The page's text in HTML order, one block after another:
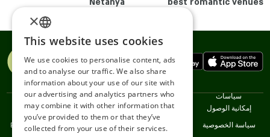
best romantic venues
Netanya
سياسات
إمكانية الوصول
سياسة الخصوصية
نحن
اتصل
خدمة العملاء
خدمات
Restaurants
اللغات
עברית
English
ENGLISH
ROMANIAN
SERBIA
HEBREW
RUSSIAN
×
This website uses cookies
We use cookies to personalise content, ads
and to analyse our traffic. We also share
information about your use of our site with
our advertising and analytics partners who
may combine it with other information that
you’ve provided to them or that they’ve
collected from your use of their services.